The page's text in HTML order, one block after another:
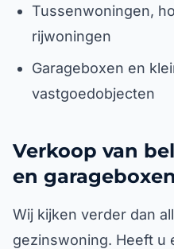
Tussenwoningen,
rijwoningen
Garageboxen en
vastgoedobjecten
Verkoop van
en
Wij kijken verder dan
gezinswoning. Heeft u